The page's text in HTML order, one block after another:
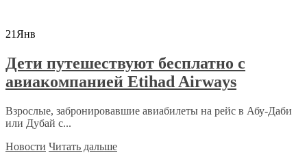
21Янв
Дети путешествуют бесплатно с
авиакомпанией Etihad Airways
Взрослые, забронировавшие авиабилеты на рейс в Абу-Даби
или Дубай с...
Новости Читать дальше